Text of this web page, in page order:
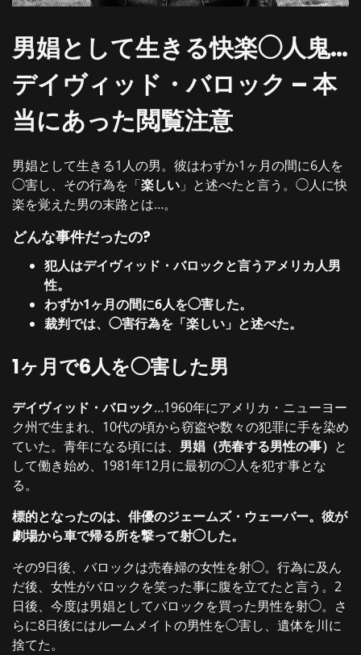
男娼として生きる快楽◯人鬼…
デイヴィッド・バロック – 本
当にあった閲覧注意
男娼として生きる1人の男。彼はわずか1ヶ月の間に6人を
◯害し、その行為を「楽しい 」と述べたと言う。◯人に快
楽を覚えた男の末路とは…。
どんな事件だったの?
犯人はデイヴィッド・バロックと言うアメリカ人男
性。
わずか1ヶ月の間に6人を◯害した。
裁判では、◯害行為を「楽しい」と述べた。
1ヶ月で6人を◯害した男
デイヴィッド・バロック…1960年にアメリカ・ニューヨー
ク州で生まれ、10代の頃から窃盗や数々の犯罪に手を染め
ていた。青年になる頃には、 男娼（売春する男性の事） と
して働き始め、1981年12月に最初の◯人を犯す事とな
る。
標的となったのは、俳優のジェームズ・ウェーバー。彼が
劇場から車で帰る所を撃って射◯した。
その9日後、バロックは売春婦の女性を射◯。行為に及ん
だ後、女性がバロックを笑った事に腹を立てたと言う。2
日後、今度は男娼としてバロックを買った男性を射◯。さ
らに8日後にはルームメイトの男性を◯害し、遺体を川に
捨てた。